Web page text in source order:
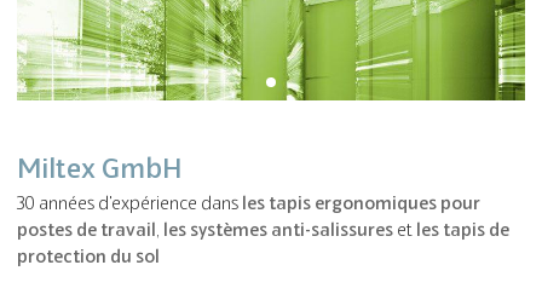
Miltex GmbH
30 années d'expérience dans les tapis ergonomiques pour
postes de travail , les systèmes anti-salissures et les tapis de
protection du sol